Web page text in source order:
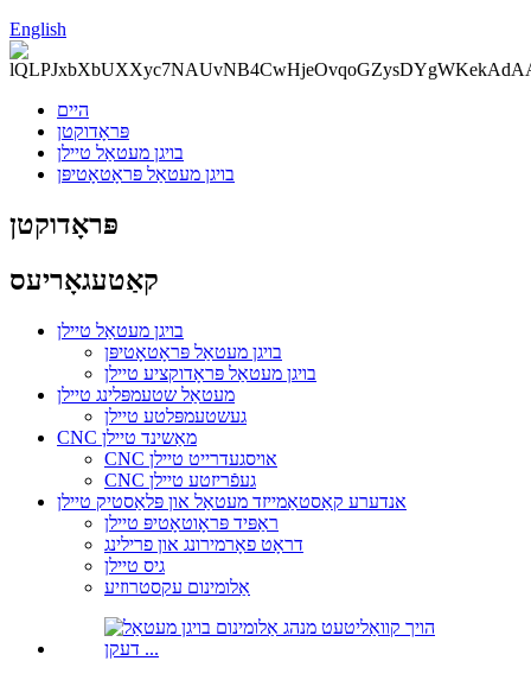
English
היים
פּראָדוקטן
בויגן מעטאַל טיילן
בויגן מעטאַל פּראָטאָטיפּן
פּראָדוקטן
קאַטעגאָריעס
בויגן מעטאַל טיילן
בויגן מעטאַל פּראָטאָטיפּן
בויגן מעטאַל פּראָדוקציע טיילן
מעטאַל שטעמפּלינג טיילן
געשטעמפּלטע טיילן
CNC מאַשינד טיילן
CNC אויסגעדרייט טיילן
CNC געפֿריזטע טיילן
אנדערע קאַסטאַמייזד מעטאַל און פּלאַסטיק טיילן
ראַפּיד פּראָוטאָטיפּ טיילן
דראָט פאָרמירונג און פרילינג
גיס טיילן
אַלומינום עקסטרוזיע